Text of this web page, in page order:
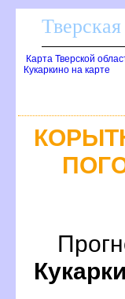
Карта Тверской
Кукаркино на карте